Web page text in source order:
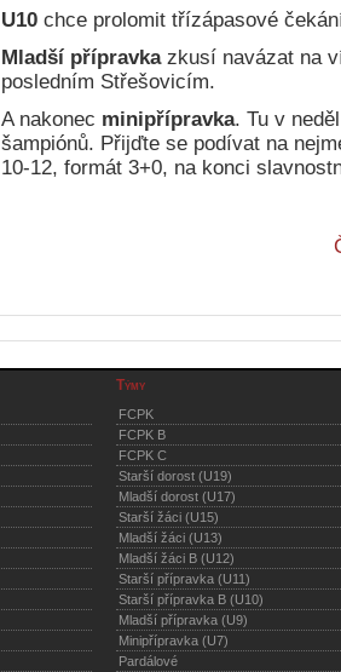
U10 chce prolomit třízápasové
Mladší přípravkazkusí navázat na
posledním Střešovicím.
A nakonec minipřípravka. Tu v
šampiónů. Přijďte se podívat na
10-12, formát 3+0, na konci
Týmy
FCPK
FCPK B
FCPK C
Starší dorost (U19)
Mladší dorost (U17)
Starší žáci (U15)
Mladší žáci (U13)
Mladší žáci B (U12)
Starší přípravka (U11)
Starší přípravka B (U10)
Mladší přípravka (U9)
Minipřípravka (U7)
Pardálové